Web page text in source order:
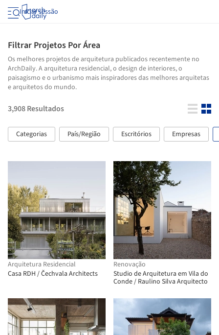
Iniciar sessão
Filtrar Projetos Por Área
Os melhores projetos de arquitetura publicados recentemente no
ArchDaily. A arquitetura residencial, o design de interiores, o
paisagismo e o urbanismo mais inspiradores das melhores arquitetas
e arquitetos do mundo.
3,908Resultados
Categorias País/Região Escritórios Empresas
Arquitetura Residencial
Casa RDH / Čechvala Architects
Renovação
Studio de Arquitetura em Vila do
Conde / Raulino Silva Arquitecto